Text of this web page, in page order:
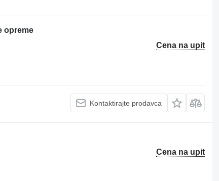
opreme
Cena na upit
Kontaktirajte prodavca
Cena na upit